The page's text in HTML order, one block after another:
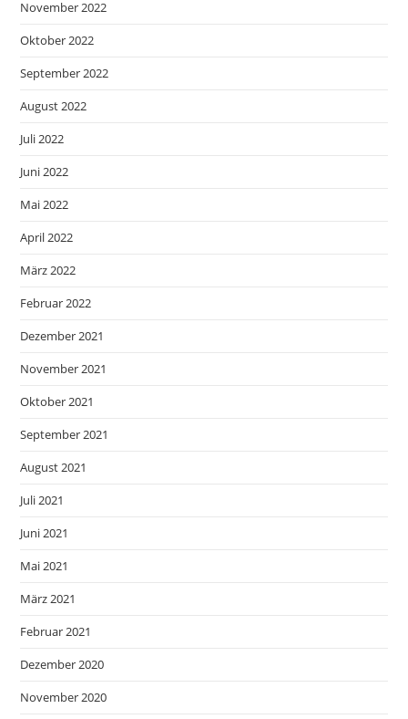
November 2022
Oktober 2022
September 2022
August 2022
Juli 2022
Juni 2022
Mai 2022
April 2022
März 2022
Februar 2022
Dezember 2021
November 2021
Oktober 2021
September 2021
August 2021
Juli 2021
Juni 2021
Mai 2021
März 2021
Februar 2021
Dezember 2020
November 2020